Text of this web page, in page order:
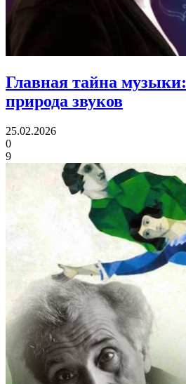
Главная тайна музыки:
природа звуков
25.02.2026
0
9